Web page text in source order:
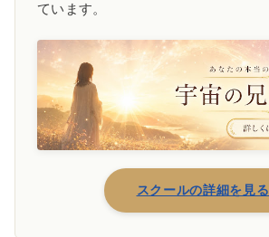
ています。
スクールの詳細を見る